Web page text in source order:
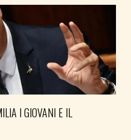
I GIOVANI E IL